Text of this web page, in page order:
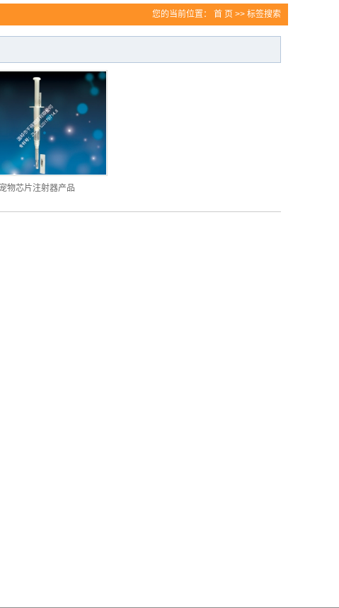
您的当前位置： 首 页 >> 标签搜索
宠物芯片注射器产品